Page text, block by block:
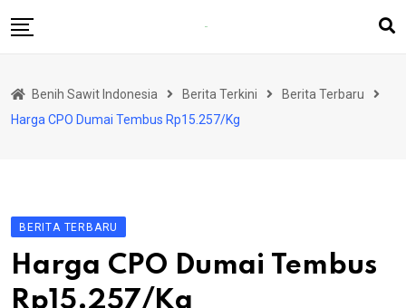
to
Berita Terkini
Benih Sawit Indonesia Berita Terkini
Berita Terbaru
Harga CPO Dumai Tembus Rp15.257/Kg
BERITA TERBARU
Harga CPO Dumai Tembus
Rp15.257/Kg